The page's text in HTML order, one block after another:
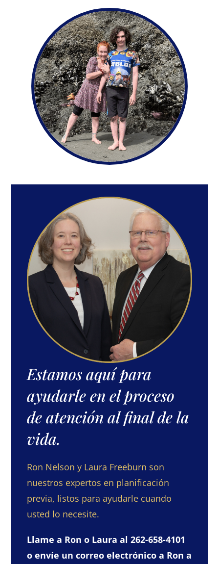
Estamos aquí para
ayudarle en el proceso
de atención al final de la
vida.
Ron Nelson y Laura Freeburn son
nuestros expertos en planificación
previa, listos para ayudarle cuando
usted lo necesite.
Llame a Ron o Laura al 262-658-4101
o envíe un correo electrónico a Ron a